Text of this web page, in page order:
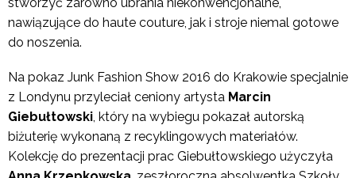
nawiązujące do haute couture, jak i stroje niemal gotowe
do noszenia.
Na pokaz Junk Fashion Show 2016 do Krakowie specjalnie
z Londynu przyleciał ceniony artysta Marcin
Giebułtowski, który na wybiegu pokazał autorską
biżuterię wykonaną z recyklingowych materiałów.
Kolekcję do prezentacji prac Giebułtowskiego użyczyła